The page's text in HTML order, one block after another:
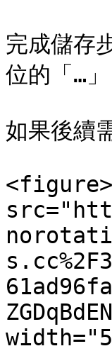
完成儲存
位的「…
如果後續